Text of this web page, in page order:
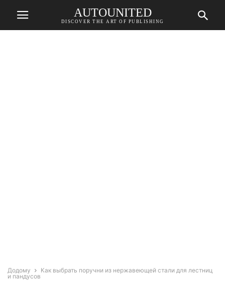
AUTOUNITED
DISCOVER THE ART OF PUBLISHING
Додому
Как выбрать поручни из нержавеющей стали для лестниц
и пандусов